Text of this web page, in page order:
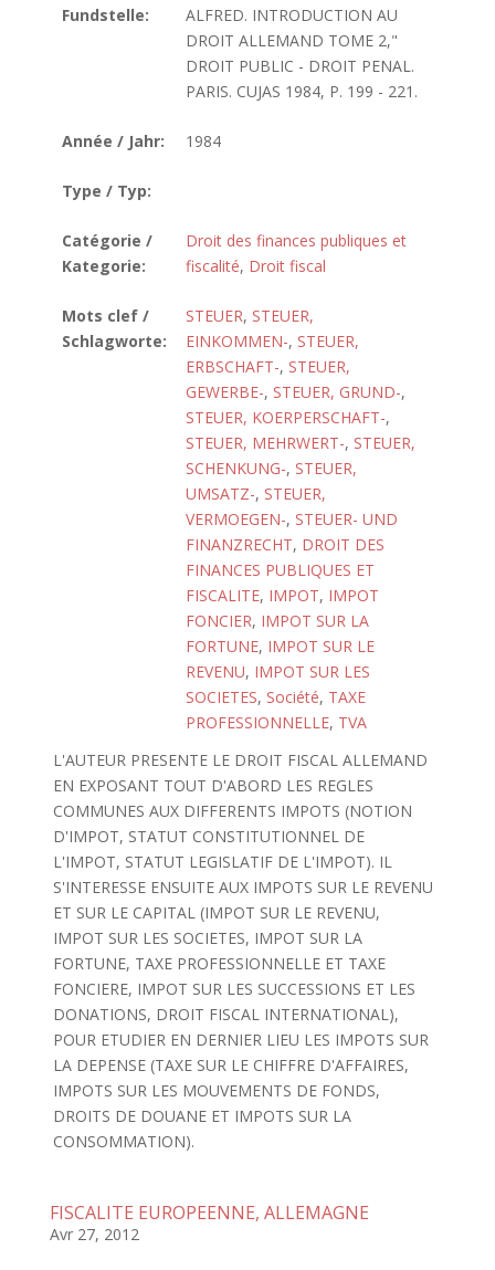
Fundstelle:
ALFRED. INTRODUCTION AU
DROIT ALLEMAND TOME 2,"
DROIT PUBLIC - DROIT PENAL.
PARIS. CUJAS 1984, P. 199 - 221.
Année / Jahr: 1984
Type / Typ:
Catégorie /
Kategorie:
Droit des finances publiques et
fiscalité, Droit fiscal
Mots clef /
Schlagworte:
STEUER, STEUER,
EINKOMMEN-, STEUER,
ERBSCHAFT-, STEUER,
GEWERBE-, STEUER, GRUND-,
STEUER, KOERPERSCHAFT-,
STEUER, MEHRWERT-, STEUER,
SCHENKUNG-, STEUER,
UMSATZ-, STEUER,
VERMOEGEN-, STEUER- UND
FINANZRECHT, DROIT DES
FINANCES PUBLIQUES ET
FISCALITE, IMPOT, IMPOT
FONCIER, IMPOT SUR LA
FORTUNE, IMPOT SUR LE
REVENU, IMPOT SUR LES
SOCIETES, Société, TAXE
PROFESSIONNELLE, TVA
L'AUTEUR PRESENTE LE DROIT FISCAL ALLEMAND
EN EXPOSANT TOUT D'ABORD LES REGLES
COMMUNES AUX DIFFERENTS IMPOTS (NOTION
D'IMPOT, STATUT CONSTITUTIONNEL DE
L'IMPOT, STATUT LEGISLATIF DE L'IMPOT). IL
S'INTERESSE ENSUITE AUX IMPOTS SUR LE REVENU
ET SUR LE CAPITAL (IMPOT SUR LE REVENU,
IMPOT SUR LES SOCIETES, IMPOT SUR LA
FORTUNE, TAXE PROFESSIONNELLE ET TAXE
FONCIERE, IMPOT SUR LES SUCCESSIONS ET LES
DONATIONS, DROIT FISCAL INTERNATIONAL),
POUR ETUDIER EN DERNIER LIEU LES IMPOTS SUR
LA DEPENSE (TAXE SUR LE CHIFFRE D'AFFAIRES,
IMPOTS SUR LES MOUVEMENTS DE FONDS,
DROITS DE DOUANE ET IMPOTS SUR LA
CONSOMMATION).
FISCALITE EUROPEENNE, ALLEMAGNE
Avr 27, 2012